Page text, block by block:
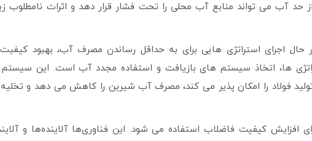
حد آب می تواند منابع آب محلی را تحت فشار قرار دهد و اثرات
در حال اجرای استراتژی هایی برای به حداقل رساندن مصرف آب، بهبود
ها، اتخاذ سیستم های بازیافت و استفاده مجدد آب است. این
فولاد را امکان پذیر می کند، مصرف آب شیرین را کاهش می دهد و تخلیه
افزایش کیفیت فاضلاب استفاده می شود. این فناوری‌ها آلاینده‌ها و